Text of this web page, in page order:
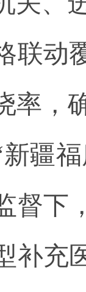
联动
率，
疆
督下
补充